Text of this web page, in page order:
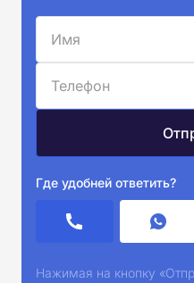
Где удобней ответить?
Нажимая на кнопку